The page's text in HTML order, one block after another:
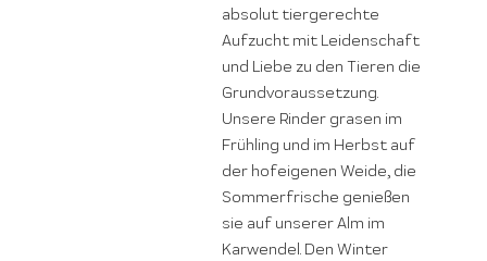
absolut tiergerechte
Aufzucht mit Leidenschaft
und Liebe zu den Tieren die
Grundvoraussetzung.
Unsere Rinder grasen im
Frühling und im Herbst auf
der hofeigenen Weide, die
Sommerfrische genießen
sie auf unserer Alm im
Karwendel. Den Winter